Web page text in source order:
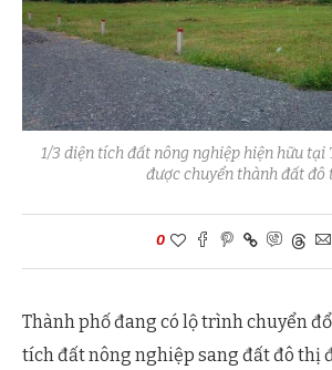
1/3 diện tích đất nông nghiệp hiện hữu tại
được chuyển thành đất đô
0
Thành phố đang có lộ trình chuyển
tích đất nông nghiệp sang đất đô thị